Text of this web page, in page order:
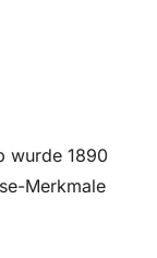
wurde 1890
Merkmale